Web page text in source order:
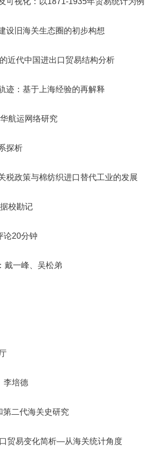
设旧海关生态圈的初步构想
近代中国进出口贸易结构分析
迹：基于上海经验的再解释
航运网络研究
探析
税政策与棉纺织进口替代工业的发展
校勘记
论20分钟
戴一峰、吴松弟
李培德
第二代海关史研究
贸易变化简析—从海关统计角度